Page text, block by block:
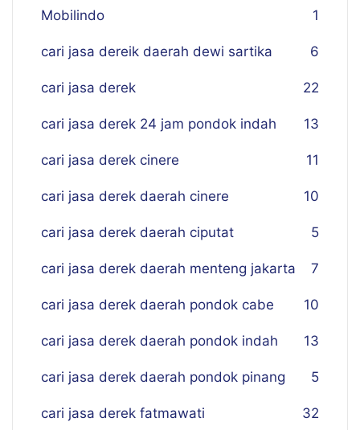
Mobilindo 1
cari jasa dereik daerah dewi sartika 6
cari jasa derek 22
cari jasa derek 24 jam pondok indah 13
cari jasa derek cinere 11
cari jasa derek daerah cinere 10
cari jasa derek daerah ciputat 5
cari jasa derek daerah menteng jakarta 7
cari jasa derek daerah pondok cabe 10
cari jasa derek daerah pondok indah 13
cari jasa derek daerah pondok pinang 5
cari jasa derek fatmawati 32